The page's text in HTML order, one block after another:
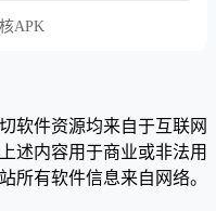
APK
软件资源均来自于互联网
述内容用于商业或非法用
所有软件信息来自网络。